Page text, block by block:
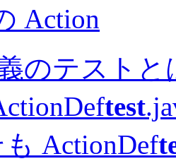
Action
のテストと
test
ActionDef